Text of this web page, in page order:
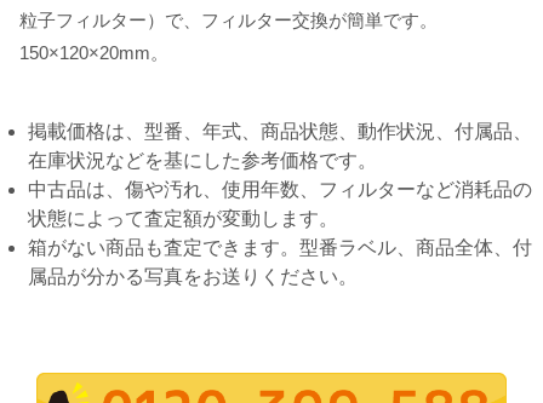
粒子フィルター）で、フィルター交換が簡単です。
150×120×20mm。
掲載価格は、型番、年式、商品状態、動作状況、付属品、
在庫状況などを基にした参考価格です。
中古品は、傷や汚れ、使用年数、フィルターなど消耗品の
状態によって査定額が変動します。
箱がない商品も査定できます。型番ラベル、商品全体、付
属品が分かる写真をお送りください。